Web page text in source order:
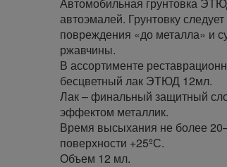
автоэмалей. Грунтовку
повреждения «до металла» и
ржавчины.
В ассортименте
бесцветный лак ЭТЮД 12мл.
Лак – финальный защитный
эффектом металлик.
Время высыхания не более
поверхности +25ºС.
Объем 12 мл.